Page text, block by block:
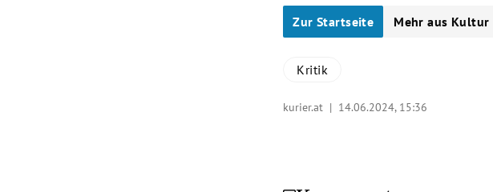
Zur Startseite Mehr aus Kultur
Kritik
kurier.at | 14.06.2024, 15:36